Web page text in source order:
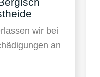
wir bei
an